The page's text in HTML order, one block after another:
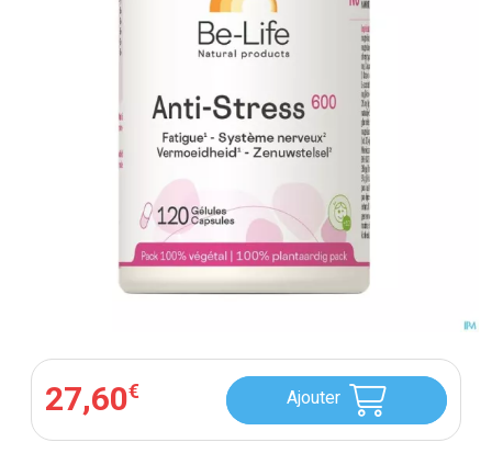
27,60€ Ajouter